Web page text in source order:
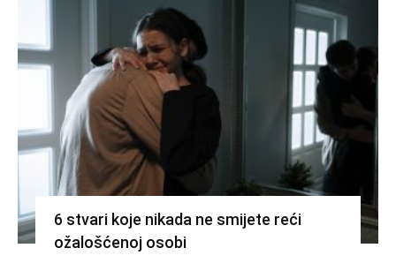
6 stvari koje nikada ne smijete reći
ožalošćenoj osobi